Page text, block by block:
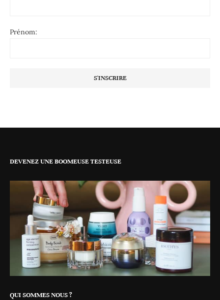
Prénom:
DEVENEZ UNE BOOMEUSE TESTEUSE
QUI SOMMES NOUS ?